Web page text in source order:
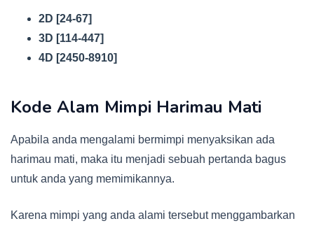
2D [24-67]
3D [114-447]
4D [2450-8910]
Kode Alam Mimpi Harimau Mati
Apabila anda mengalami bermimpi menyaksikan ada
harimau mati, maka itu menjadi sebuah pertanda bagus
untuk anda yang memimikannya.
Karena mimpi yang anda alami tersebut menggambarkan